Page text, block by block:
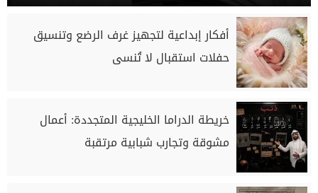
أفكار إبداعية لتجهيز غرف الرضع وتنسيق
حفلات استقبال لا تُنسى
خريطة الدراما الخليجية المتجددة: أعمال
مشوقة وتجارب شبابية مرتقبة